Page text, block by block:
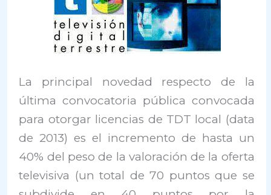
La principal novedad respecto de la
última convocatoria pública convocada
para otorgar licencias de TDT local (data
de 2013) es el incremento de hasta un
40% del peso de la valoración de la oferta
televisiva (un total de 70 puntos que se